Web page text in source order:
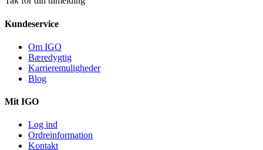
Kundeservice
Om IGO
Bæredygtig
Karrieremuligheder
Blog
Mit IGO
Log ind
Ordreinformation
Kontakt